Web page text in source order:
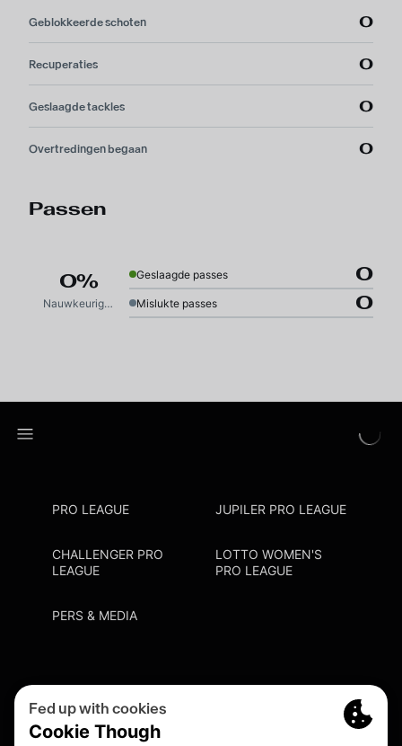
Geblokkeerde schoten 0
Recuperaties 0
Geslaagde tackles 0
Overtredingen begaan 0
Passen
0%
Nauwkeurigheid
Geslaagde passes 0
Mislukte passes 0
PRO LEAGUE JUPILER PRO LEAGUE
CHALLENGER PRO
LEAGUE
LOTTO WOMEN'S
PRO LEAGUE
PERS & MEDIA